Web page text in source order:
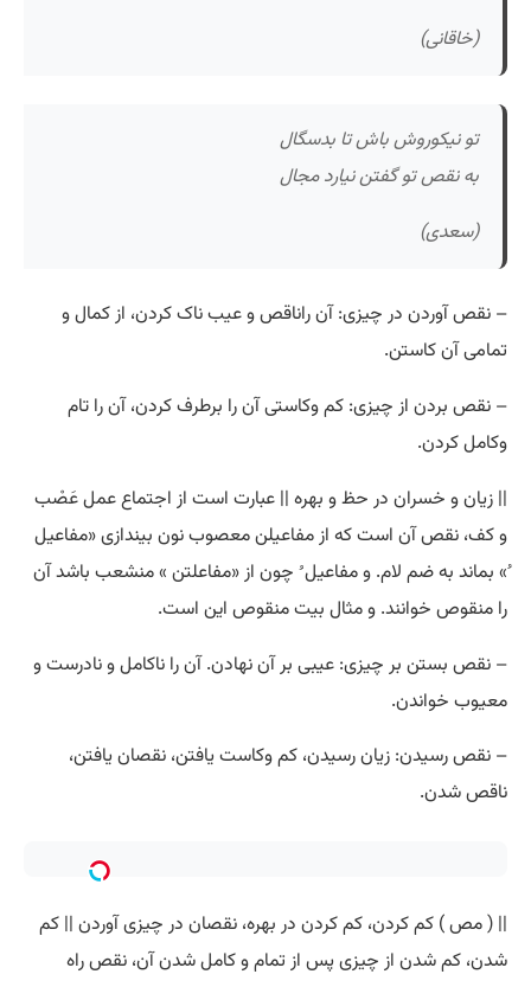
(خاقانی)
تو نیکوروش باش تا بدسگال
به نقص تو گفتن نیارد مجال
(سعدی)
– نقص آوردن در چیزی: آن راناقص و عیب ناک کردن، از کمال و
تمامی آن کاستن.
– نقص بردن از چیزی: کم وکاستی آن را برطرف کردن، آن را تام
وکامل کردن.
|| زیان و خسران در حظ و بهره || عبارت است از اجتماع عمل عَصْب
و کف، نقص آن است که از مفاعیلن معصوب نون بیندازی «مفاعیل
ُ» بماند به ضم لام. و مفاعیل ُ چون از «مفاعلتن » منشعب باشد آن
را منقوص خوانند. و مثال بیت منقوص این است.
– نقص بستن بر چیزی: عیبی بر آن نهادن. آن را ناکامل و نادرست و
معیوب خواندن.
– نقص رسیدن: زیان رسیدن، کم وکاست یافتن، نقصان یافتن،
ناقص شدن.
|| ( مص ) کم کردن، کم کردن در بهره، نقصان در چیزی آوردن || کم
شدن، کم شدن از چیزی پس از تمام و کامل شدن آن، نقص راه